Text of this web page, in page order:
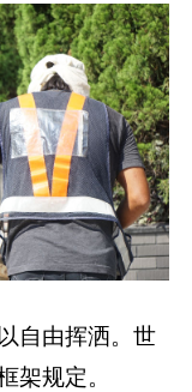
自由挥洒。世
架规定。